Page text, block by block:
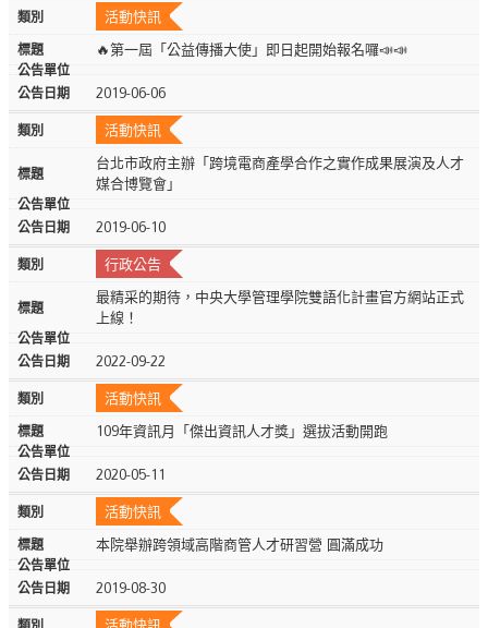
活動快訊
🔥第一屆「公益傳播大使」即日起開始報名囉📣📣
2019-06-06
活動快訊
台北市政府主辦「跨境電商產學合作之實作成果展演及人才
媒合博覽會」
2019-06-10
行政公告
最精采的期待，中央大學管理學院雙語化計畫官方網站正式
上線！
2022-09-22
活動快訊
109年資訊月「傑出資訊人才獎」選拔活動開跑
2020-05-11
活動快訊
本院舉辦跨領域高階商管人才研習營 圓滿成功
2019-08-30